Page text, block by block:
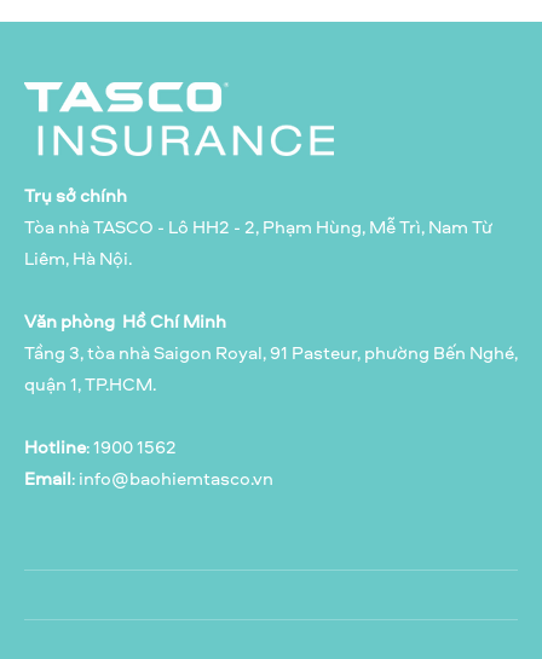
Trụ sở chính
Tòa nhà TASCO - Lô HH2 - 2, Phạm Hùng, Mễ Trì, Nam Từ
Liêm, Hà Nội.
Văn phòng Hồ Chí Minh
Tầng 3, tòa nhà Saigon Royal, 91 Pasteur, phường Bến Nghé,
quận 1, TP.HCM.
Hotline: 1900 1562
Email:info@baohiemtasco.vn